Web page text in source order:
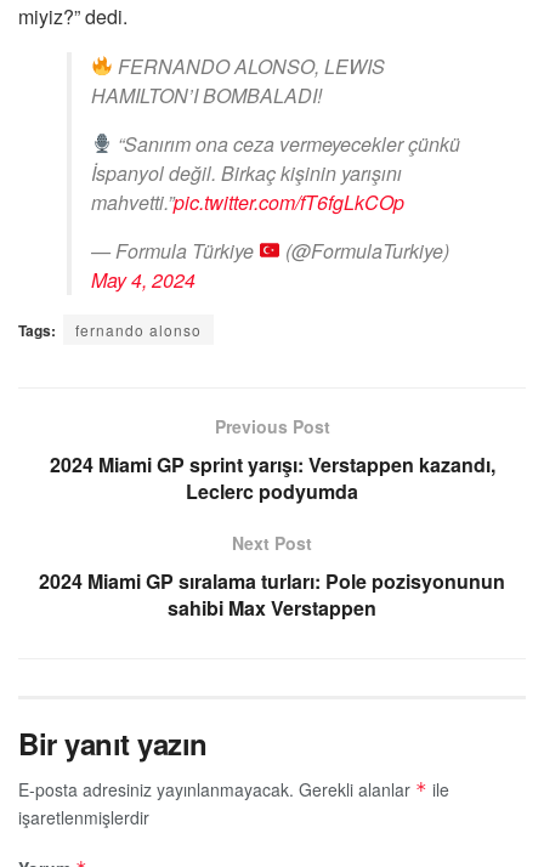
miyiz?” dedi.
FERNANDO ALONSO, LEWIS
HAMILTON’I BOMBALADI!
“Sanırım ona ceza vermeyecekler çünkü
İspanyol değil. Birkaç kişinin yarışını
mahvetti.”pic.twitter.com/fT6fgLkCOp
— Formula Türkiye
(@FormulaTurkiye)
May 4, 2024
Tags: fernando alonso
Previous Post
2024 Miami GP sprint yarışı: Verstappen kazandı,
Leclerc podyumda
Next Post
2024 Miami GP sıralama turları: Pole pozisyonunun
sahibi Max Verstappen
Bir yanıt yazın
E-posta adresiniz yayınlanmayacak. Gerekli alanlar * ile
işaretlenmişlerdir